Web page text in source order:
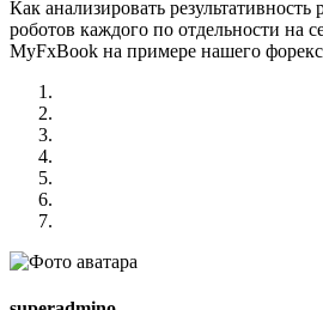
Как анализировать
роботов каждого по отдельности на
MyFxBook на примере нашего